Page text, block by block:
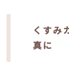
くすみ
真に